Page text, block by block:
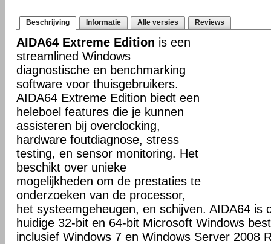
Beschrijving Informatie Alle versies Reviews
AIDA64 Extreme Edition is een
streamlined Windows
diagnostische en benchmarking
software voor thuisgebruikers.
AIDA64 Extreme Edition biedt een
heleboel features die je kunnen
assisteren bij overclocking,
hardware foutdiagnose, stress
testing, en sensor monitoring. Het
beschikt over unieke
mogelijkheden om de prestaties te
onderzoeken van de processor,
het systeemgeheugen, en schijven. AIDA64 is
huidige 32-bit en 64-bit Microsoft Windows
inclusief Windows 7 en Windows Server 2008